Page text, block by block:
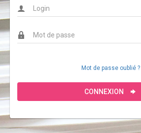
Mot de passe oublié ?
CONNEXION